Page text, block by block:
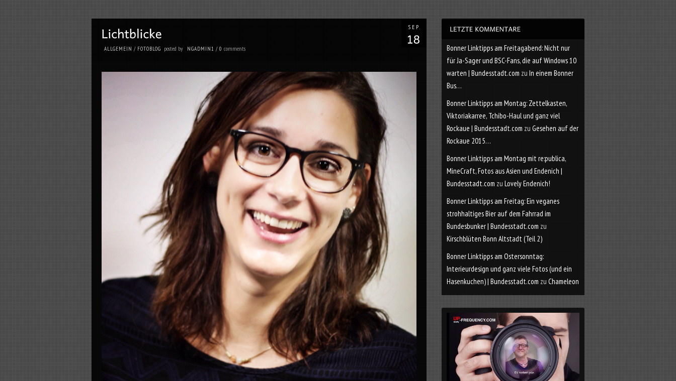
SEP.
ALLGEMEIN / FOTOBLOG posted by NGADMIN1 /0comments
Bonner Linktipps am Freitagabend: Nicht nur
für Ja-Sager und BSC-Fans, die auf Windows 10
warten | Bundesstadt.com zu In einem Bonner
Bus…
Bonner Linktipps am Montag: Zettelkasten,
Viktoriakarree, Tchibo-Haul und ganz viel
Rockaue | Bundesstadt.com zu Gesehen auf der
Rockaue 2015…
Bonner Linktipps am Montag mit re:publica,
MineCraft, Fotos aus Asien und Endenich |
Bundesstadt.com zu Lovely Endenich!
Bonner Linktipps am Freitag: Ein veganes
strohhaltiges Bier auf dem Fahrrad im
Bundesbunker | Bundesstadt.com zu
Kirschblüten Bonn Altstadt (Teil 2)
Bonner Linktipps am Ostersonntag:
Interieurdesign und ganz viele Fotos (und ein
Hasenkuchen) | Bundesstadt.com zu Chameleon